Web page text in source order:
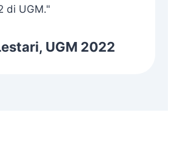
di UGM."
UGM 2022